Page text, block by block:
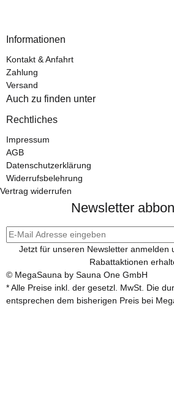
Informationen
Kontakt & Anfahrt
Zahlung
Versand
Auch zu finden unter
Rechtliches
Impressum
AGB
Datenschutzerklärung
Widerrufsbelehrung
Vertrag widerrufen
Newsletter
Jetzt für unseren Newsletter anmelden
Rabattaktionen
© MegaSauna by Sauna One GmbH
* Alle Preise inkl. der gesetzl. MwSt. Die
entsprechen dem bisherigen Preis bei